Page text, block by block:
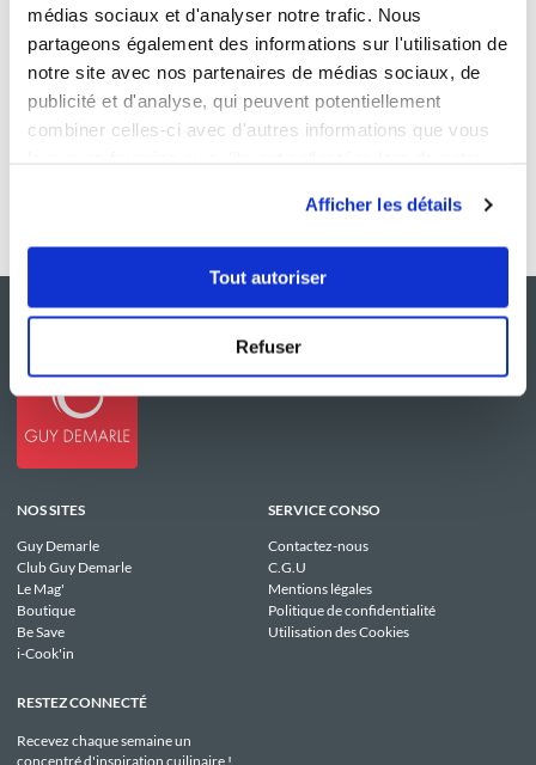
médias sociaux et d'analyser notre trafic. Nous
partageons également des informations sur l'utilisation de
notre site avec nos partenaires de médias sociaux, de
publicité et d'analyse, qui peuvent potentiellement
combiner celles-ci avec d'autres informations que vous
Afficher les détails
Tout autoriser
Refuser
NOS SITES
Guy Demarle
Club Guy Demarle
Le Mag'
Boutique
Be Save
i-Cook'in
SERVICE CONSO
Contactez-nous
C.G.U
Mentions légales
Politique de confidentialité
Utilisation des Cookies
RESTEZ CONNECTÉ
Recevez chaque semaine un
concentré d'inspiration cuilinaire !